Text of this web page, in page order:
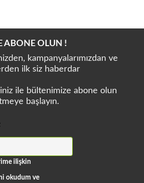
ABONE OLUN !
kampanyalarımızdan ve
ilk siz haberdar
ile bültenimize abone olun
başlayın.
ilişkin
okudum ve